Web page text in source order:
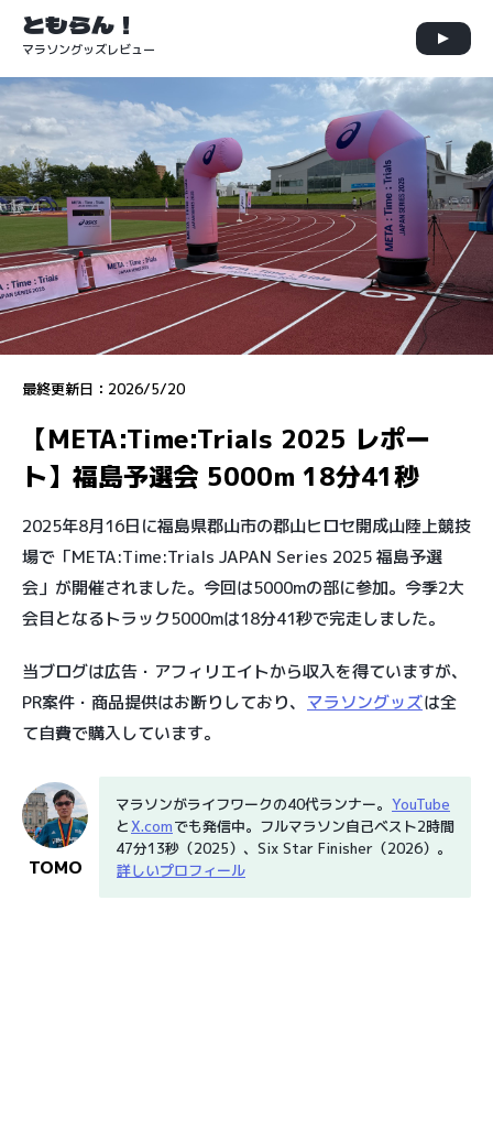
ともらん！
マラソングッズレビュー
最終更新日： 2026/5/20
【META:Time:Trials 2025 レポー
ト】福島予選会 5000m 18分41秒
2025年8月16日に福島県郡山市の郡山ヒロセ開成山陸上競技
場で「META:Time:Trials JAPAN Series 2025 福島予選
会」が開催されました。今回は5000mの部に参加。今季2大
会目となるトラック5000mは18分41秒で完走しました。
当ブログは広告・アフィリエイトから収入を得ていますが、
PR案件・商品提供はお断りしており、 マラソングッズは全
て自費で購入しています。
マラソンがライフワークの40代ランナー。 YouTube
とX.comでも発信中。フルマラソン自己ベスト2時間
47分13秒（2025）、Six Star Finisher（2026）。
詳しいプロフィール
TOMO